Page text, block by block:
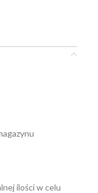
ilości w celu